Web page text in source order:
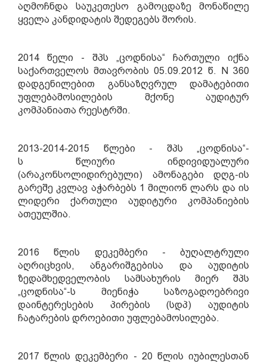
აღმოჩნდა საუკეთესო გამოცდაზე მონაწილე
ყველა კანდიდატის შედეგებს შორის.
2014 წელი - შპს „ცოდნისა“ ჩართული იქნა
საქართველოს მთავრობის 05.09.2012 წ. N360
დადგენილებით განსაზღვრულ დამატებითი
უფლებამოსილების მქონე აუდიტურ
კომპანიათა რეესტრში.
2013-2014-2015 წლები - შპს „ცოდნისა“-
ს წლიური ინდივიდუალური
(არაკონსოლიდირებული) ამონაგები დღგ-ის
გარეშე კვლავ აჭარბებს 1 მილიონ ლარს და ის
ლიდერი ქართული აუდიტური კომპანიების
ათეულშია.
2016 წლის დეკემბერი - ბუღალტრული
აღრიცხვის, ანგარიშგებისა და აუდიტის
ზედამხედველობის სამსახურის მიერ შპს
„ცოდნისა“-ს მიენიჭა საზოგადოებრივი
დაინტერესების პირების (სდპ) აუდიტის
ჩატარების დროებითი უფლებამოსილება.
2017 წლის დეკემბერი - 20 წლის იუბილესთან